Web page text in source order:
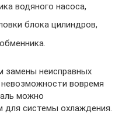
водяного насоса,
блока цилиндров,
замены неисправных
вовремя
можно
для системы охлаждения.